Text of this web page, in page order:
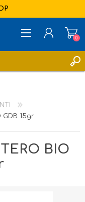
0
GDB 15gr
BIO